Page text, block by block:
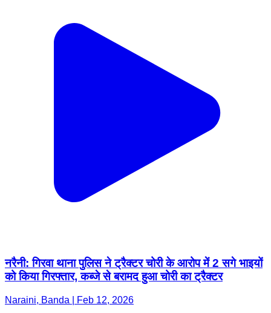
नरैनी: गिरवा थाना पुलिस ने ट्रैक्टर चोरी के आरोप में 2 सगे भाइयों
को किया गिरफ्तार, कब्जे से बरामद हुआ चोरी का ट्रैक्टर
Naraini, Banda | Feb 12, 2026